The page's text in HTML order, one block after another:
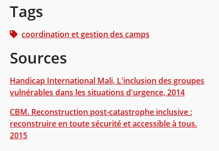
Tags
coordination et gestion des camps
Sources
Handicap International Mali, L'inclusion des groupes
vulnérables dans les situations d'urgence, 2014
CBM. Reconstruction post-catastrophe inclusive :
reconstruire en toute sécurité et accessible à tous.
2015